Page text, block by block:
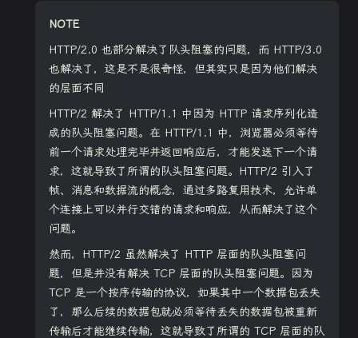
NOTE
HTTP/2.0 也部分解决了队头阻塞的问题，而 HTTP/3.0
也解决了，这是不是很奇怪，但其实只是因为他们解决
的层面不同
HTTP/2 解决了 HTTP/1.1 中因为 HTTP 请求序列化造
成的队头阻塞问题。在 HTTP/1.1 中，浏览器必须等待
前一个请求处理完毕并返回响应后，才能发送下一个请
求，这就导致了所谓的队头阻塞问题。HTTP/2 引入了
帧、消息和数据流的概念，通过多路复用技术，允许单
个连接上可以并行交错的请求和响应，从而解决了这个
问题。
然而，HTTP/2 虽然解决了 HTTP 层面的队头阻塞问
题，但是并没有解决 TCP 层面的队头阻塞问题。因为
TCP 是一个按序传输的协议，如果其中一个数据包丢失
了，那么后续的数据包就必须等待丢失的数据包被重新
传输后才能继续传输，这就导致了所谓的 TCP 层面的队